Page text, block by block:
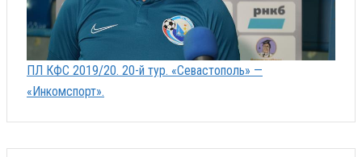
ПЛ КФС 2019/20. 20-й тур. «Севастополь» —
«Инкомспорт».